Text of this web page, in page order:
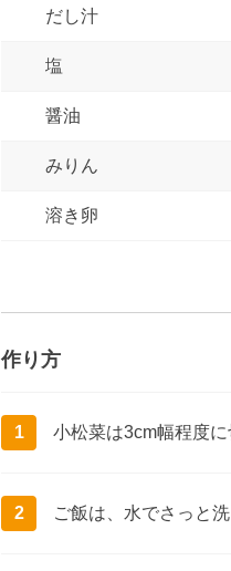
だし汁
塩
醤油
みりん
溶き卵
作り方
1 小松菜は3cm幅程度
2 ご飯は、水でさっと